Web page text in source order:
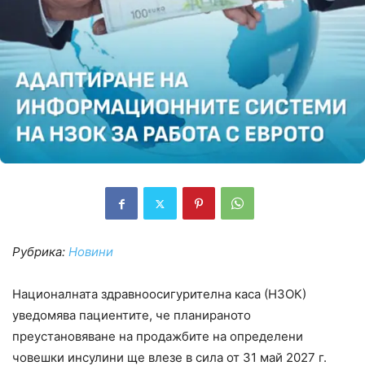
Рубрика: Новини
Националната здравноосигурителна каса (НЗОК)
уведомява пациентите, че планираното
преустановяване на продажбите на определени
човешки инсулини ще влезе в сила от 31 май 2027 г.